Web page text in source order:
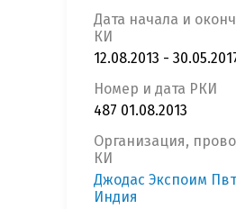
Дата начала и
КИ
12.08.2013 -
Номер и дата РКИ
487 01.08.2013
Организация,
КИ
Джодас Экспоим
Индия